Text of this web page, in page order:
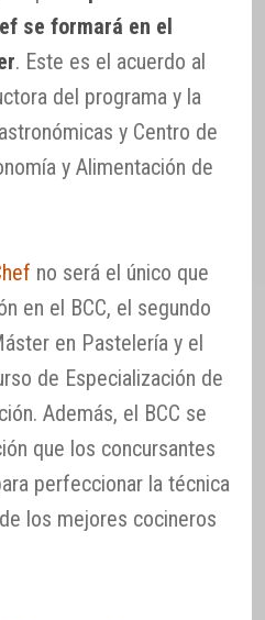
se formará en el
. Este es el acuerdo al
del programa y la
y Centro de
y Alimentación de
no será el único que
en el BCC, el segundo
en Pastelería y el
de Especialización de
Además, el BCC se
que los concursantes
perfeccionar la técnica
los mejores cocineros